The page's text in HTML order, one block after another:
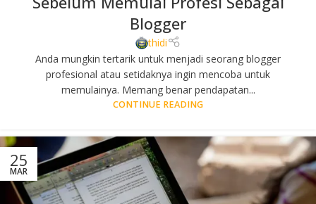
Blogger
thidi
Anda mungkin tertarik untuk menjadi seorang blogger
profesional atau setidaknya ingin mencoba untuk
memulainya. Memang benar pendapatan...
CONTINUE READING
25
MAR